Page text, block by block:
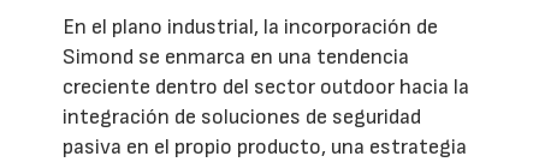
En el plano industrial, la incorporación de
Simond se enmarca en una tendencia
creciente dentro del sector outdoor hacia la
integración de soluciones de seguridad
pasiva en el propio producto, una estrategia